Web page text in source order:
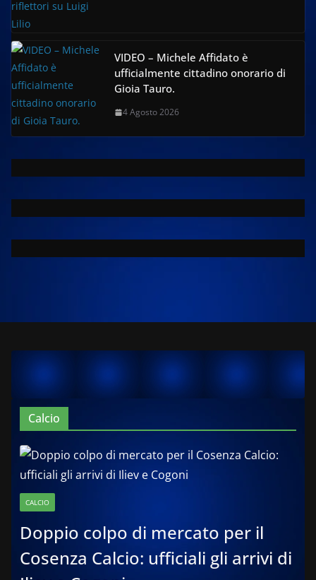
VIDEO – Michele Affidato è
ufficialmente cittadino onorario di
Gioia Tauro.
4 Agosto 2026
Calcio
CALCIO
Doppio colpo di mercato per il
Cosenza Calcio: ufficiali gli arrivi di